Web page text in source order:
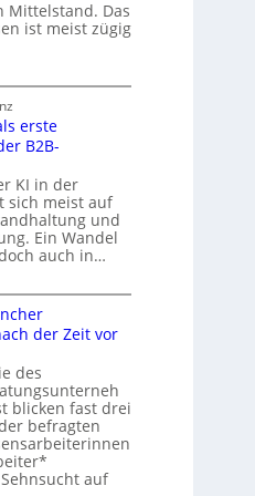
Mittelstand. Das
ist meist zügig
erste
B2B-
KI in der
sich meist auf
und
Ein Wandel
auch in…
der Zeit vor
des
blicken fast drei
befragten
auf